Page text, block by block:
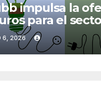
impulsa la
para el
renovables
Latina
6, 2026